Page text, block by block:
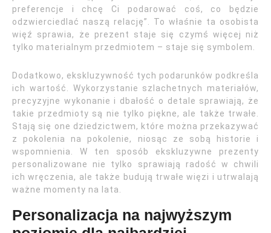
preferencje i chcę Ci podarować coś, co będzie
odzwierciedlać naszą relację”. To właśnie ta osobista
więź sprawia, że prezent staje się czymś więcej niż
tylko materialnym przedmiotem – staje się symbolem.
Dodatkowo, ekskluzywność tych podarunków podkreśla
ich wartość. Wykorzystanie szlachetnych materiałów,
precyzyjne wykonanie i dbałość o detale sprawiają, że
takie przedmioty są nie tylko piękne, ale także trwałe.
Stają się one dziedzictwem, które można przekazywać
z pokolenia na pokolenie, niosąc ze sobą historie i
wspomnienia. W ten sposób ekskluzywne prezenty
personalizowane nie tylko sprawiają radość w chwili
ich wręczenia, ale także budują trwałe więzi i utrwalają
ważne momenty na lata.
Personalizacja na najwyższym